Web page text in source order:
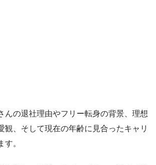
んの退社理由やフリー転身の背景、理想
観、そして現在の年齢に見合ったキャリ
す。